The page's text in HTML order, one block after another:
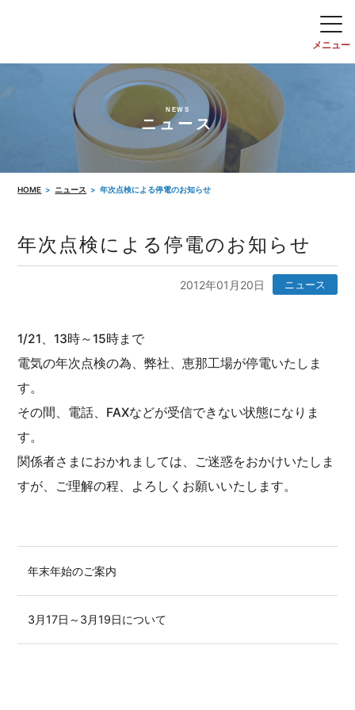
NEWS
ニュース
HOME ニュース 年次点検による停電のお知らせ
年次点検による停電のお知らせ
2012年01月20日 ニュース
1/21、13時～15時まで
電気の年次点検の為、弊社、恵那工場が停電いたしま
す。
その間、電話、FAXなどが受信できない状態になりま
す。
関係者さまにおかれましては、ご迷惑をおかけいたしま
すが、ご理解の程、よろしくお願いいたします。
年末年始のご案内
3月17日～3月19日について